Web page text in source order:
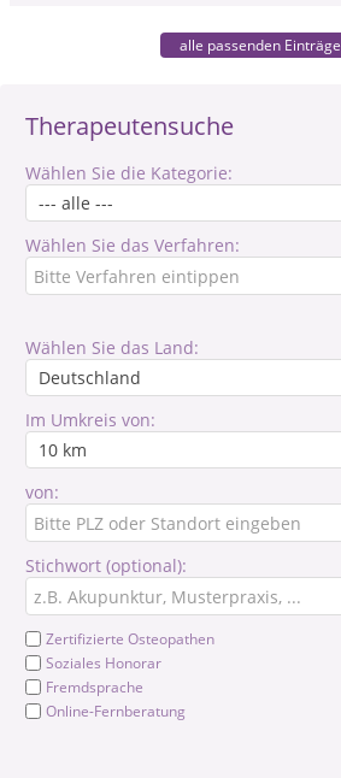
Therapeutensuche
Wählen Sie die Kategorie:
Wählen Sie das Verfahren:
Wählen Sie das Land:
Im Umkreis von:
von:
Stichwort (optional):
Zertifizierte Osteopathen
Soziales Honorar
Fremdsprache
Online-Fernberatung
alle passenden Einträge